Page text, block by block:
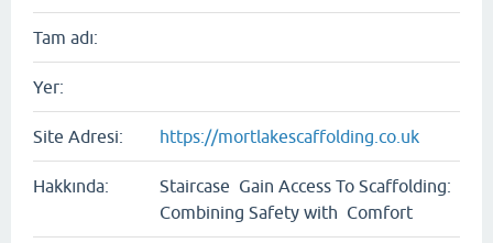
Tam adı:
Yer:
Site Adresi: https://mortlakescaffolding.co.uk
Hakkında:
Staircase Gain Access To Scaffolding:
Combining Safety with Comfort